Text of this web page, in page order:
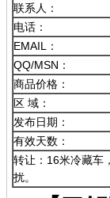
联系人：
电话：
EMAIL：
QQ/MSN：
商品价格：
区 域：
发布日期：
有效天数：
转让：16米冷藏车
扰。